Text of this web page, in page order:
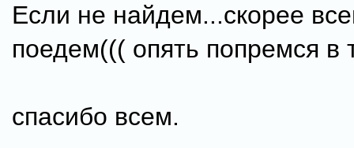
Если не найдем...скорее
поедем((( опять попремся в
спасибо всем.